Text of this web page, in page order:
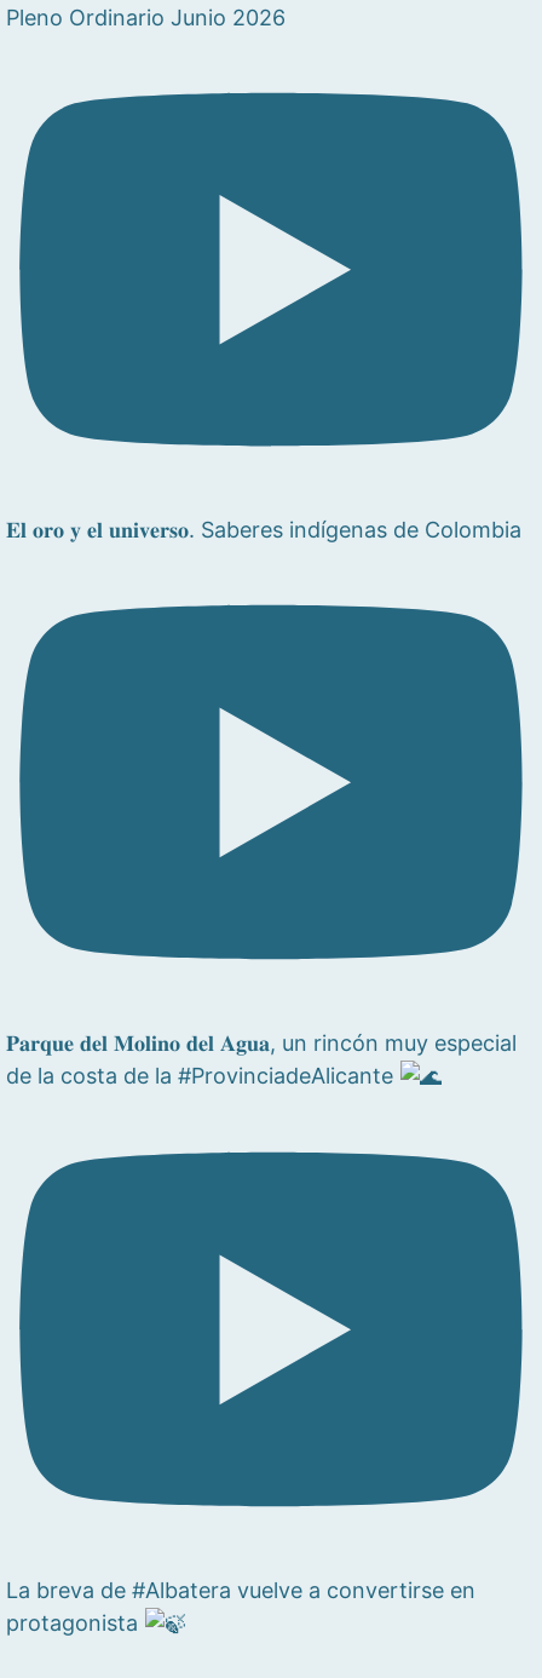
Pleno Ordinario Junio 2026
𝐄𝐥 𝐨𝐫𝐨 𝐲 𝐞𝐥 𝐮𝐧𝐢𝐯𝐞𝐫𝐬𝐨. Saberes indígenas de Colombia
𝐏𝐚𝐫𝐪𝐮𝐞 𝐝𝐞𝐥 𝐌𝐨𝐥𝐢𝐧𝐨 𝐝𝐞𝐥 𝐀𝐠𝐮𝐚, un rincón muy especial
de la costa de la #ProvinciadeAlicante
La breva de #Albatera vuelve a convertirse en
protagonista